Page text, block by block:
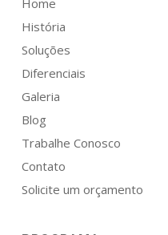
História
Soluções
Diferenciais
Galeria
Blog
Trabalhe Conosco
Contato
Solicite um orçamento